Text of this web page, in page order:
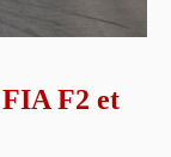
F2 et